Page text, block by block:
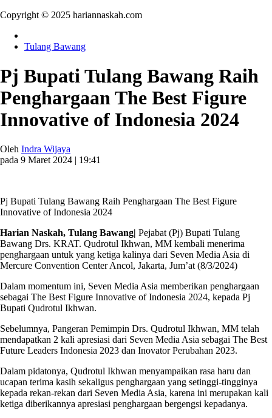
Copyright © 2025 hariannaskah.com
Tulang Bawang
Pj Bupati Tulang Bawang Raih
Penghargaan The Best Figure
Innovative of Indonesia 2024
Oleh Indra Wijaya
pada 9 Maret 2024 | 19:41
Pj Bupati Tulang Bawang Raih Penghargaan The Best Figure
Innovative of Indonesia 2024
Harian Naskah, Tulang Bawang| Pejabat (Pj) Bupati Tulang
Bawang Drs. KRAT. Qudrotul Ikhwan, MM kembali menerima
penghargaan untuk yang ketiga kalinya dari Seven Media Asia di
Mercure Convention Center Ancol, Jakarta, Jum’at (8/3/2024)
Dalam momentum ini, Seven Media Asia memberikan penghargaan
sebagai The Best Figure Innovative of Indonesia 2024, kepada Pj
Bupati Qudrotul Ikhwan.
Sebelumnya, Pangeran Pemimpin Drs. Qudrotul Ikhwan, MM telah
mendapatkan 2 kali apresiasi dari Seven Media Asia sebagai The Best
Future Leaders Indonesia 2023 dan Inovator Perubahan 2023.
Dalam pidatonya, Qudrotul Ikhwan menyampaikan rasa haru dan
ucapan terima kasih sekaligus penghargaan yang setinggi-tingginya
kepada rekan-rekan dari Seven Media Asia, karena ini merupakan kali
ketiga diberikannya apresiasi penghargaan bergengsi kepadanya.